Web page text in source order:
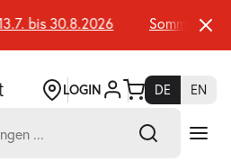
bis 30.8.2026
LOGIN DE
EN